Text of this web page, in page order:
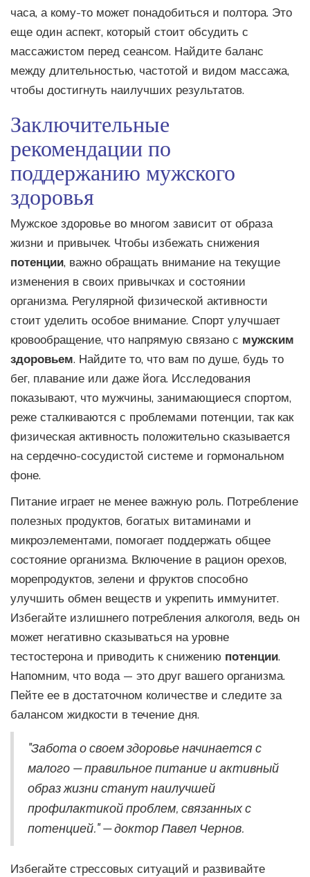
часа, а кому-то может понадобиться и полтора. Это
еще один аспект, который стоит обсудить с
массажистом перед сеансом. Найдите баланс
между длительностью, частотой и видом массажа,
чтобы достигнуть наилучших результатов.
Заключительные
рекомендации по
поддержанию мужского
здоровья
Мужское здоровье во многом зависит от образа
жизни и привычек. Чтобы избежать снижения
потенции, важно обращать внимание на текущие
изменения в своих привычках и состоянии
организма. Регулярной физической активности
стоит уделить особое внимание. Спорт улучшает
кровообращение, что напрямую связано с мужским
здоровьем. Найдите то, что вам по душе, будь то
бег, плавание или даже йога. Исследования
показывают, что мужчины, занимающиеся спортом,
реже сталкиваются с проблемами потенции, так как
физическая активность положительно сказывается
на сердечно-сосудистой системе и гормональном
фоне.
Питание играет не менее важную роль. Потребление
полезных продуктов, богатых витаминами и
микроэлементами, помогает поддержать общее
состояние организма. Включение в рацион орехов,
морепродуктов, зелени и фруктов способно
улучшить обмен веществ и укрепить иммунитет.
Избегайте излишнего потребления алкоголя, ведь он
может негативно сказываться на уровне
тестостерона и приводить к снижению потенции.
Напомним, что вода — это друг вашего организма.
Пейте ее в достаточном количестве и следите за
балансом жидкости в течение дня.
"Забота о своем здоровье начинается с
малого — правильное питание и активный
образ жизни станут наилучшей
профилактикой проблем, связанных с
потенцией." — доктор Павел Чернов.
Избегайте стрессовых ситуаций и развивайте